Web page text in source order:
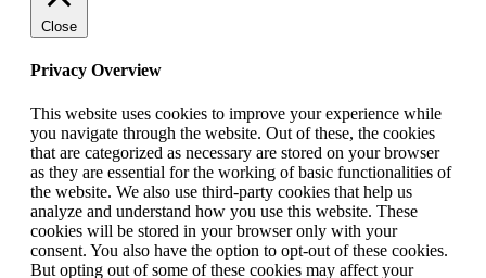
Close
Privacy Overview
This website uses cookies to improve your experience while
you navigate through the website. Out of these, the cookies
that are categorized as necessary are stored on your browser
as they are essential for the working of basic functionalities of
the website. We also use third-party cookies that help us
analyze and understand how you use this website. These
cookies will be stored in your browser only with your
consent. You also have the option to opt-out of these cookies.
But opting out of some of these cookies may affect your